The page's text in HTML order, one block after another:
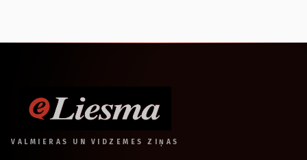
VALMIERAS UN VIDZEMES ZIŅAS